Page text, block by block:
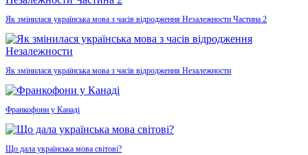
Як змінилася українська мова з часів відродження Незалежности Частина 2
Як змінилася українська мова з часів відродження Незалежности
Франкофони у Канаді
Що дала українська мова світові?